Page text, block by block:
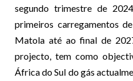
segundo trimestre de
primeiros carregamentos
Matola até ao final de
projecto, tem como
África do Sul do gás